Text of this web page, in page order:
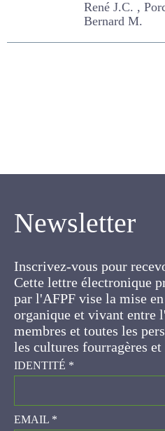
Lenoble M. ,
René J.C. ,
Bernard M.
Newsletter
Cette lettre
gratuitement par l'AFPF
d'un lien organique et
ses membres et toutes
concernées par les
prairies.
IDENTITÉ*
EMAIL*